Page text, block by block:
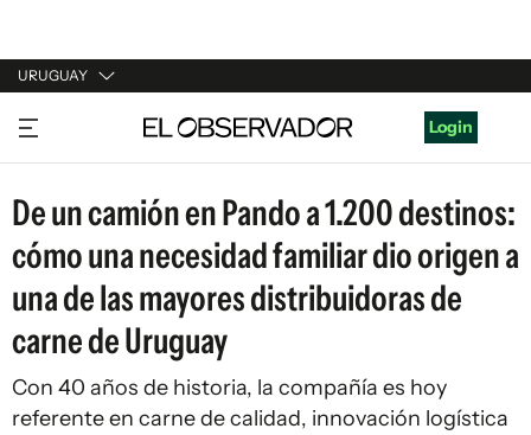
URUGUAY
URUGUAY
ARGENTINA
ESPAÑA
ESTADOS UNIDOS
Login
De un camión en Pando a 1.200 destinos:
cómo una necesidad familiar dio origen a
una de las mayores distribuidoras de
carne de Uruguay
Con 40 años de historia, la compañía es hoy
referente en carne de calidad, innovación logística